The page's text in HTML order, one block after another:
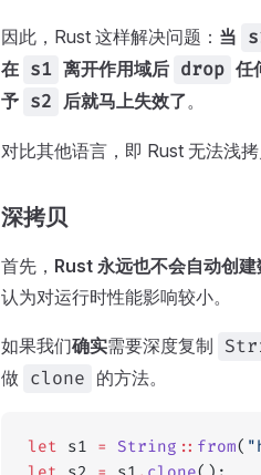
因此，Rust 这样解决问题： 当
在 s1 离开作用域后 drop 任
予 s2 后就马上失效了。
对比其他语言，即 Rust 无法浅
深拷贝
首先， Rust 永远也不会自动创建
认为对运行时性能影响较小。
如果我们确实需要深度复制
做 clone 的方法。
let s1 = String :: from(